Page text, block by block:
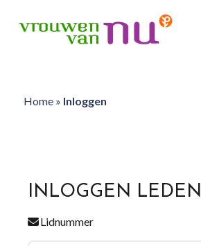
Home» Inloggen
INLOGGEN LEDEN
Lidnummer